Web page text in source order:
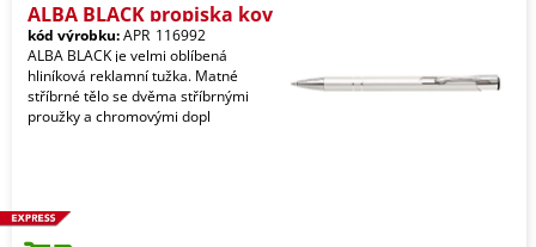
ALBA BLACK propiska kov
kód výrobku:APR_116992
ALBA BLACK je velmi oblíbená
hliníková reklamní tužka. Matné
stříbrné tělo se dvěma stříbrnými
proužky a chromovými dopl